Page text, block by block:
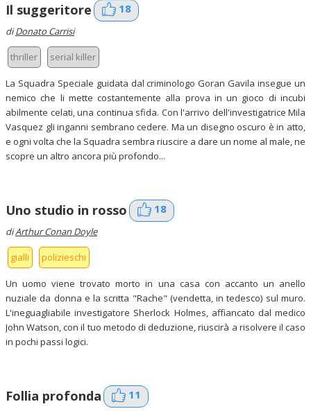
Il suggeritore 18
diDonato Carrisi
thriller serial killer
La Squadra Speciale guidata dal criminologo Goran Gavila insegue un
nemico che li mette costantemente alla prova in un gioco di incubi
abilmente celati, una continua sfida. Con l'arrivo dell'investigatrice Mila
Vasquez gli inganni sembrano cedere. Ma un disegno oscuro è in atto,
e ogni volta che la Squadra sembra riuscire a dare un nome al male, ne
scopre un altro ancora più profondo...
Uno studio in rosso 18
diArthur Conan Doyle
gialli polizieschi
Un uomo viene trovato morto in una casa con accanto un anello
nuziale da donna e la scritta "Rache" (vendetta, in tedesco) sul muro.
L'ineguagliabile investigatore Sherlock Holmes, affiancato dal medico
John Watson, con il tuo metodo di deduzione, riuscirà a risolvere il caso
in pochi passi logici.
Follia profonda 11